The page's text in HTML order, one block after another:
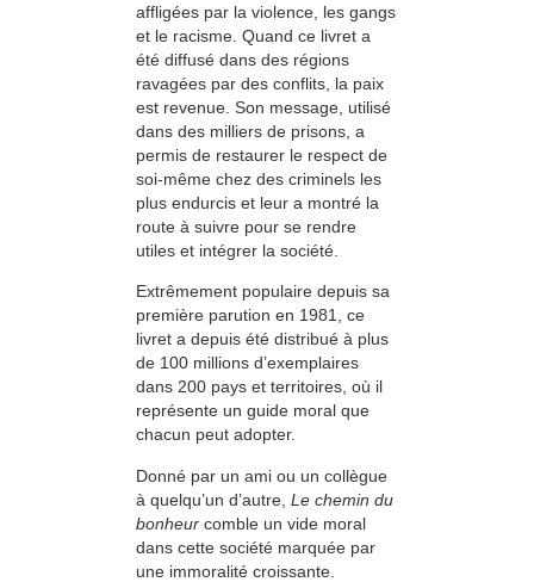
affligées par la violence, les gangs
et le racisme. Quand ce livret a
été diffusé dans des régions
ravagées par des conflits, la paix
est revenue. Son message, utilisé
dans des milliers de prisons, a
permis de restaurer le respect de
soi-même chez des criminels les
plus endurcis et leur a montré la
route à suivre pour se rendre
utiles et intégrer la société.
Extrêmement populaire depuis sa
première parution en 1981, ce
livret a depuis été distribué à plus
de 100 millions d’exemplaires
dans 200 pays et territoires, où il
représente un guide moral que
chacun peut adopter.
Donné par un ami ou un collègue
à quelqu’un d’autre, Le chemin du
bonheur comble un vide moral
dans cette société marquée par
une immoralité croissante.